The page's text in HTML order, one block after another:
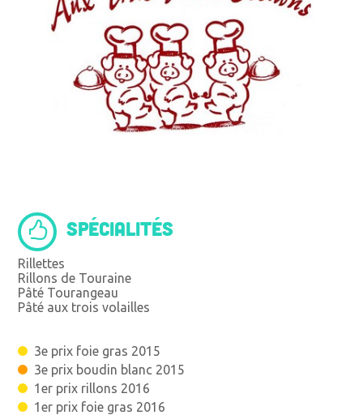
SPÉCIALITÉS
Rillettes
Rillons de Touraine
Pâté Tourangeau
Pâté aux trois volailles
3e prix foie gras 2015
3e prix boudin blanc 2015
1er prix rillons 2016
1er prix foie gras 2016